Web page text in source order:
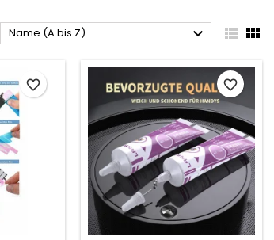
Name (A bis Z)   
favorite_border favorite_border